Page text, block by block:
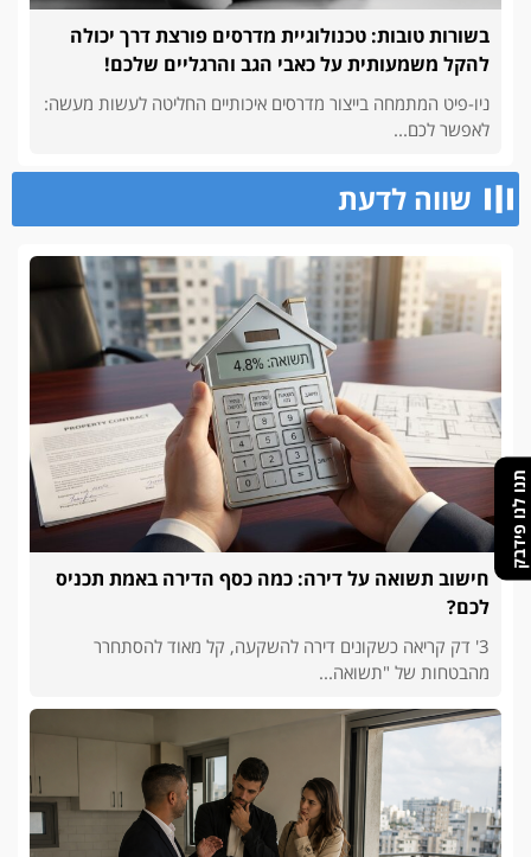
תנו לנו פידבק
בשורות טובות: טכנולוגיית מדרסים פורצת דרך יכולה
להקל משמעותית על כאבי הגב והרגליים שלכם!
ניו-פיט המתמחה בייצור מדרסים איכותיים החליטה לעשות מעשה:
לאפשר לכם...
שווה לדעת
חישוב תשואה על דירה: כמה כסף הדירה באמת תכניס
לכם?
3' דק קריאה כשקונים דירה להשקעה, קל מאוד להסתחרר
מהבטחות של "תשואה...